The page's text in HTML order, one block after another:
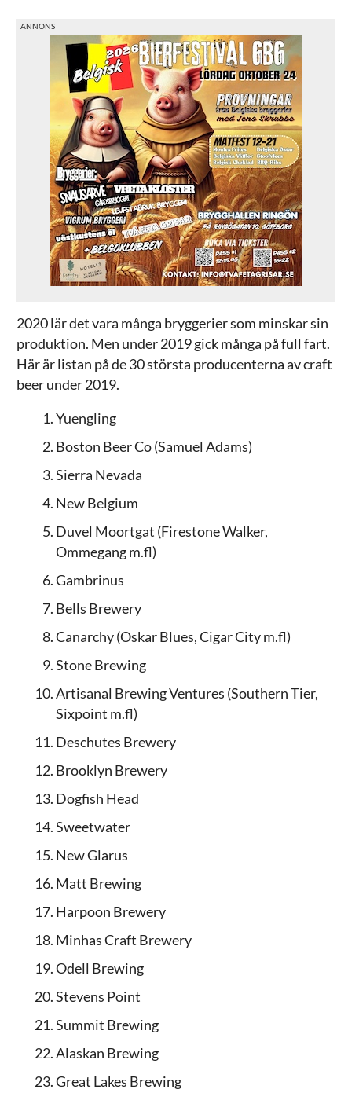
2020 lär det vara många bryggerier som minskar sin
produktion. Men under 2019 gick många på full fart.
Här är listan på de 30 största producenterna av craft
beer under 2019.
Yuengling
Boston Beer Co (Samuel Adams)
Sierra Nevada
New Belgium
Duvel Moortgat (Firestone Walker,
Ommegang m.fl)
Gambrinus
Bells Brewery
Canarchy (Oskar Blues, Cigar City m.fl)
Stone Brewing
Artisanal Brewing Ventures (Southern Tier,
Sixpoint m.fl)
Deschutes Brewery
Brooklyn Brewery
Dogfish Head
Sweetwater
New Glarus
Matt Brewing
Harpoon Brewery
Minhas Craft Brewery
Odell Brewing
Stevens Point
Summit Brewing
Alaskan Brewing
Great Lakes Brewing